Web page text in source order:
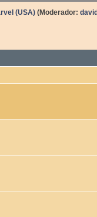
(USA)(Moderador: